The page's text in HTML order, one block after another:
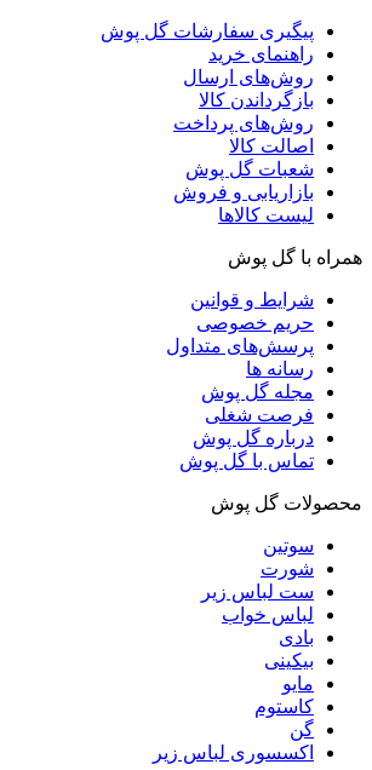
پیگیری سفارشات گل پوش
راهنمای خرید
روش‌های ارسال
بازگرداندن کالا
روش‌های پرداخت
اصالت کالا
شعبات گل پوش
بازاریابی و فروش
لیست کالاها
همراه با گل پوش
شرایط و قوانین
حریم خصوصی
پرسش‌های متداول
رسانه ها
مجله گل پوش
فرصت شغلی
درباره گل پوش
تماس با گل پوش
محصولات گل پوش
سوتین
شورت
ست لباس زیر
لباس خواب
بادی
بیکینی
مایو
کاستوم
گن
اکسسوری لباس زیر